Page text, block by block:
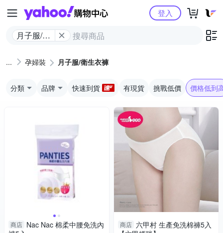
Yahoo購物中心
月子服/衛
登入
孕婦裝 月子服/衛生衣褲
分類 品牌 快速到貨 有現貨 挑戰低價 價格低到
商店 Nac Nac 棉柔中腰免洗內
商店 六甲村 生產免洗棉褲5入